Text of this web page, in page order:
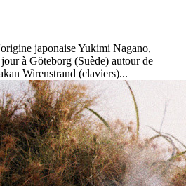
japonaise Yukimi Nagano,
à Göteborg (Suède) autour de
Wirenstrand (claviers)...